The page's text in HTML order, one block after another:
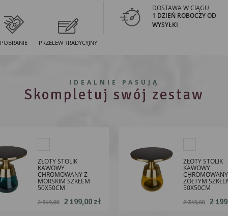
POBRANIE PRZELEW TRADYCYJNY
DOSTAWA W CIĄGU
1 DZIEŃ ROBOCZY OD
WYSYŁKI
IDEALNIE PASUJĄ
Skompletuj swój zestaw
ZŁOTY STOLIK
KAWOWY
CHROMOWANY Z
MORSKIM SZKŁEM
50X50CM
2 349,00 2 199,00 zł
ZŁOTY STOLIK
KAWOWY
ŻÓŁTYM
50X50CM
2 349,00 2